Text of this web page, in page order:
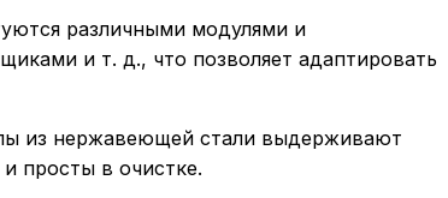
различными модулями и
и т. д., что позволяет адаптировать
из нержавеющей стали выдерживают
просты в очистке.